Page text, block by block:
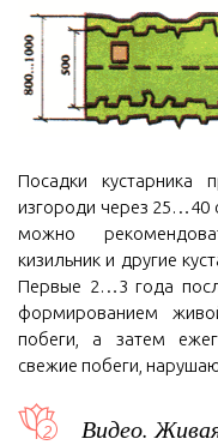
Посадки
изгороди через
можно
кизильник и другие
Первые 2…3 года
формированием
побеги, а затем
свежие побеги,
Видео.